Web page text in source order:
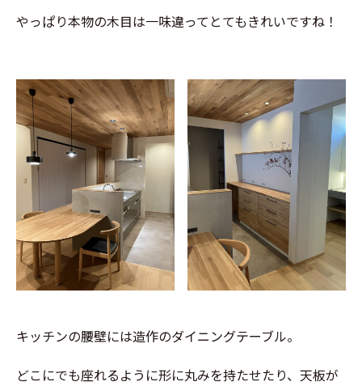
やっぱり本物の木目は一味違ってとてもきれいですね！
キッチンの腰壁には造作のダイニングテーブル。
どこにでも座れるように形に丸みを持たせたり、天板が